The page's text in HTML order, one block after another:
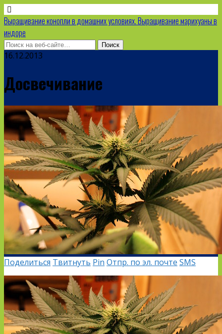
Выращивание конопли в домашних условиях. Выращивание марихуаны в
индоре
16.12.2013
Досвечивание
Поделиться Твитнуть Pin Отпр. по эл. почте SMS